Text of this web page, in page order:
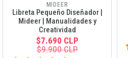
MIDEER
Libreta Pequeño Diseñador |
Mideer | Manualidades y
Creatividad
$7.690 CLP
$9.900 CLP